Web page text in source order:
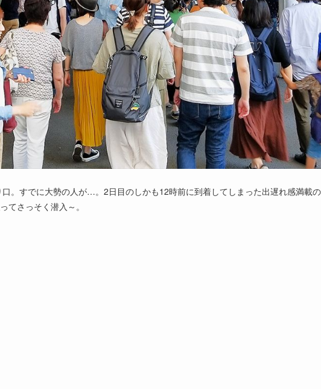
。すでに大勢の人が…。2日目のしかも12時前に到着してしまった出遅れ感満載の
さっそく潜入～。